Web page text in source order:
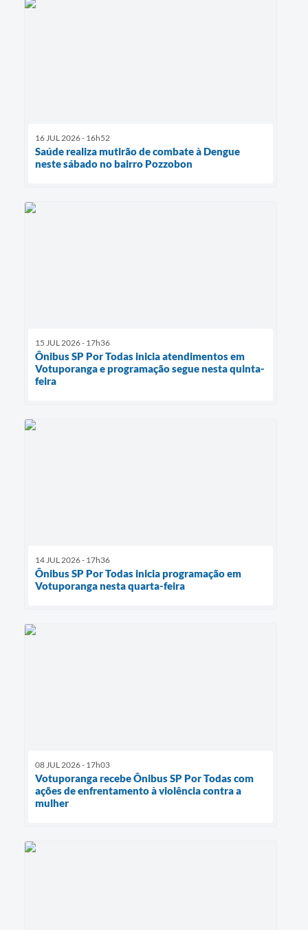
16 JUL 2026 - 16h52
Saúde realiza mutirão de combate à Dengue
neste sábado no bairro Pozzobon
15 JUL 2026 - 17h36
Ônibus SP Por Todas inicia atendimentos em
Votuporanga e programação segue nesta quinta-
feira
14 JUL 2026 - 17h36
Ônibus SP Por Todas inicia programação em
Votuporanga nesta quarta-feira
08 JUL 2026 - 17h03
Votuporanga recebe Ônibus SP Por Todas com
ações de enfrentamento à violência contra a
mulher